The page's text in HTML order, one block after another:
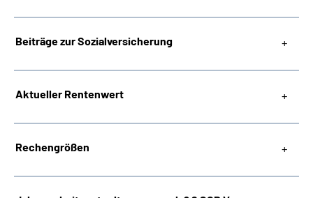
Online-Services
Inhalte in Gebärdensprache (DGS)
Beiträge zur Sozialversicherung
Aktueller Rentenwert
Rechengrößen